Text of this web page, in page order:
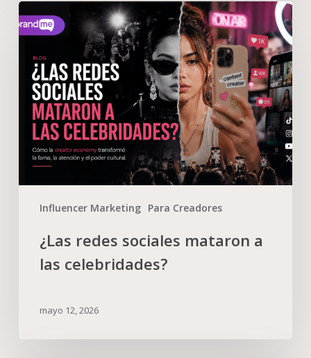
Influencer Marketing Para Creadores
¿Las redes sociales mataron a
las celebridades?
mayo 12, 2026